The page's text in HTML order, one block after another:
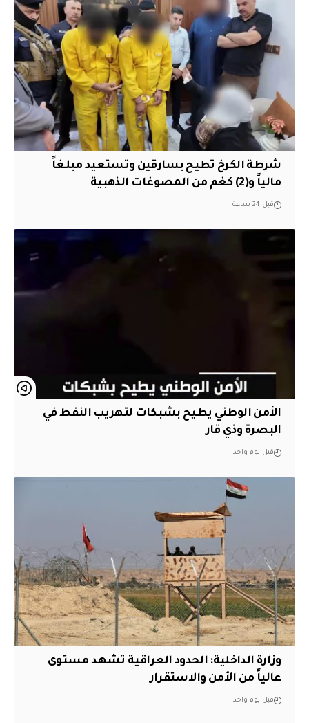
شرطة الكرخ تطيح بسارقين وتستعيد مبلغاً
مالياً و(2) كغم من المصوغات الذهبية
قبل 24 ساعة
الأمن الوطني يطيح بشبكات لتهريب النفط في
البصرة وذي قار
قبل يوم واحد
وزارة الداخلية: الحدود العراقية تشهد مستوى
عالياً من الأمن والاستقرار
قبل يوم واحد